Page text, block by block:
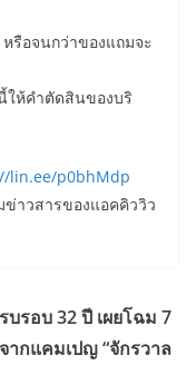
รือจนกว่าของแถมจะ
ห้คำตัดสินของบริ
lin.ee/p0bhMdp
าวสารของแอคคิววิว
รอบ 32 ปี เผยโฉม 7
กแคมเปญ “จักรวาล